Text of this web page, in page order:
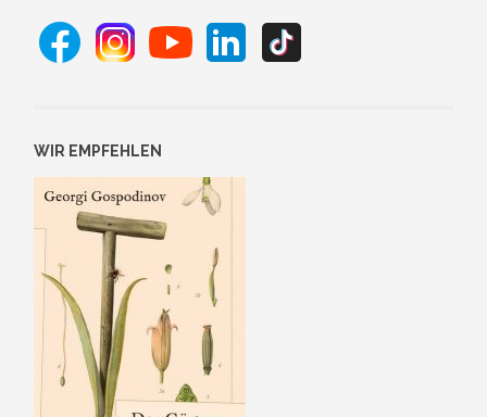
WIR EMPFEHLEN